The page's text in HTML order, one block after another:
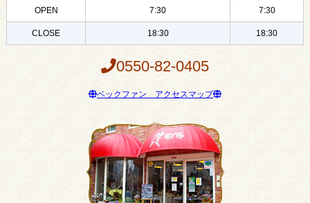
OPEN 7:30 7:30
CLOSE 18:30 18:30
0550-82-0405
ベックファン アクセスマップ